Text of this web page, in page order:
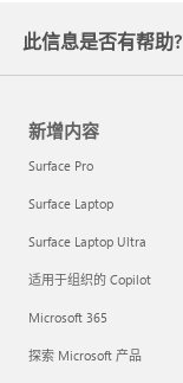
此信息是否有帮助?
新增内容
Surface Pro
Surface Laptop
Surface Laptop Ultra
适用于组织的 Copilot
Microsoft 365
探索 Microsoft 产品